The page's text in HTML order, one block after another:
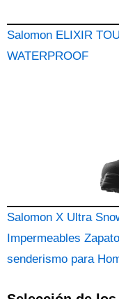
Salomon ELIXIR
WATERPROOF
Salomon X Ultra
Impermeables
senderismo para